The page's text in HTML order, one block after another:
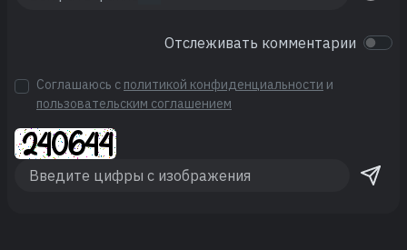
Отслеживать комментарии
Соглашаюсь с политикой конфиденциальности и
пользовательским соглашением